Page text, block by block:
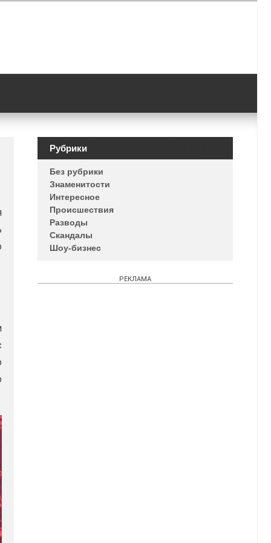
Рубрики
Без рубрики
Знаменитости
Интересное
Происшествия
Разводы
Скандалы
Шоу-бизнес
РЕКЛАМА